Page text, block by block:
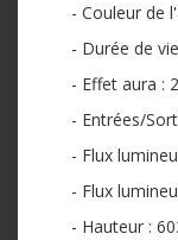
- Couleur de
- Durée de
- Effet aura :
- Entrées/
- Flux
- Flux
- Hauteur :